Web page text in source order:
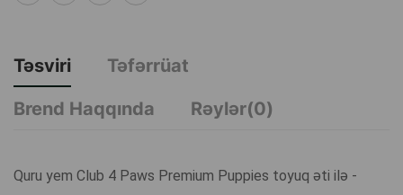
Təsviri
Təfərrüat
Brend Haqqında
Rəylər(0)
Quru yem Club 4 Paws Premium Puppies toyuq əti ilə -